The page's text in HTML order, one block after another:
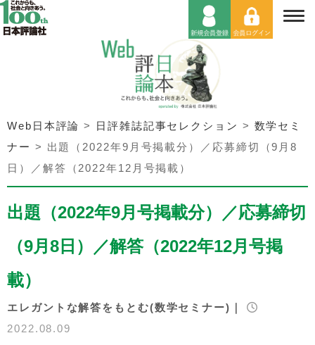
Web日本評論 > 日評雑誌記事セレクション > 数学セミ
ナー > 出題（2022年9月号掲載分）／応募締切（9月8
日）／解答（2022年12月号掲載）
出題（2022年9月号掲載分）／応募締切
（9月8日）／解答（2022年12月号掲
載）
エレガントな解答をもとむ(数学セミナー)｜
2022.08.09